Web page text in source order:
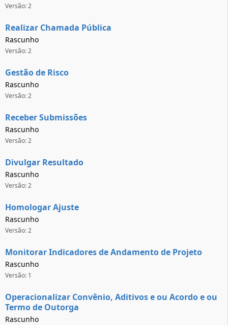
Versão: 2
Realizar Chamada Pública
Rascunho
Versão: 2
Gestão de Risco
Rascunho
Versão: 2
Receber Submissões
Rascunho
Versão: 2
Divulgar Resultado
Rascunho
Versão: 2
Homologar Ajuste
Rascunho
Versão: 2
Monitorar Indicadores de Andamento de Projeto
Rascunho
Versão: 1
Operacionalizar Convênio, Aditivos e ou Acordo e ou
Termo de Outorga
Rascunho